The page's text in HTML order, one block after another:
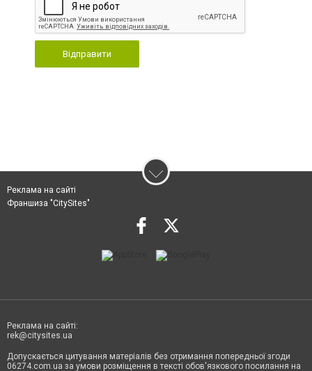
Відправити
Реклама на сайті
Франшиза "CitySites"
Реклама на сайті:
rek@citysites.ua
Допускається цитування матеріалів без отримання попередньої згоди
06274.com.ua за умови розміщення в тексті обов'язкового посилання на